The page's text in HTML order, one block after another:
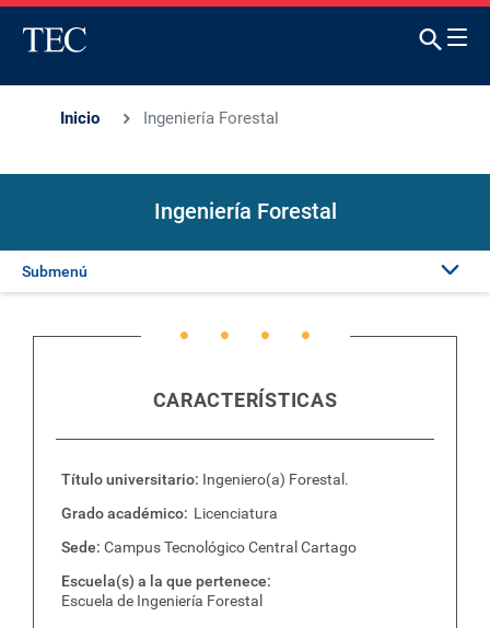
Inicio Ingeniería Forestal
Ingeniería Forestal
Submenú
CARACTERÍSTICAS
Título universitario Ingeniero(a) Forestal.
Grado académico
Licenciatura
Sede Campus Tecnológico Central Cartago
Escuela(s) a la que pertenece
Escuela de Ingeniería Forestal